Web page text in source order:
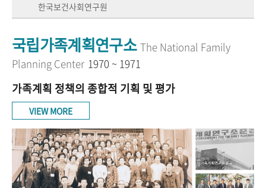
한국보건사회연구원
국립가족계획연구소 The National Family
Planning Center 1970 ~ 1971
가족계획 정책의 종합적 기획 및 평가
VIEW MORE